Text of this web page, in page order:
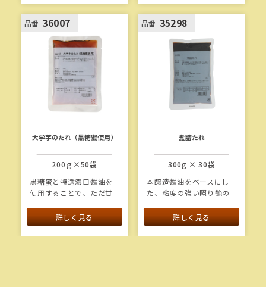
品番 36007
大学芋のたれ（黒糖蜜使用）
200ｇ×50袋
黒糖蜜と特選濃口醤油を
使用することで、ただ甘
味やコクを付与した大学
芋のタレです。
詳しく見る
品番 35298
煮詰たれ
300g × 30袋
本醸造醤油をベースにし
た、粘度の強い照り艶の
子に塗ってご使用くださ
い。
詳しく見る